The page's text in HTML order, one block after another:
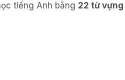
tiếng Anh bằng 22 từ vựng